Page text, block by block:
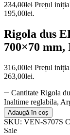
234,00lei Prețul
195,00lei.
Rigola dus
700×70
316,00lei Prețul
263,00lei.
Cantitate Rigola
Inaltime reglabila,
Adaugă în coș
SKU: VEN-S707S
Sale